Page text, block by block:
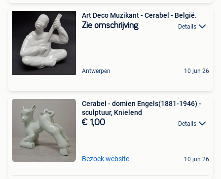
Art Deco Muzikant - Cerabel - België.
Zie omschrijving Details
Antwerpen 10 jun 26
Cerabel - domien Engels(1881-1946) -
sculptuur, Knielend
€ 1,00 Details
Bezoek website 10 jun 26